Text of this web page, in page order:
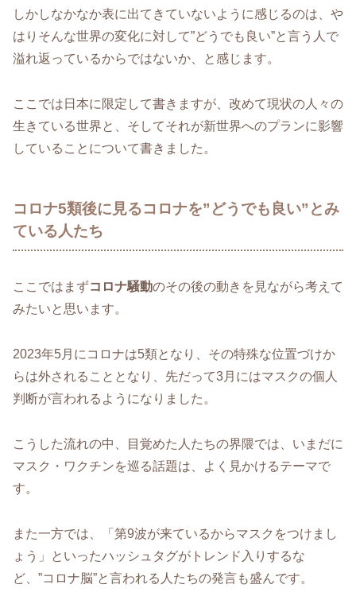
しかしなかなか表に出てきていないように感じるのは、や
はりそんな世界の変化に対して”どうでも良い”と言う人で
溢れ返っているからではないか、と感じます。
ここでは日本に限定して書きますが、改めて現状の人々の
生きている世界と、そしてそれが新世界へのプランに影響
していることについて書きました。
コロナ5類後に見るコロナを”どうでも良い”とみ
ている人たち
ここではまずコロナ騒動のその後の動きを見ながら考えて
みたいと思います。
2023年5月にコロナは5類となり、その特殊な位置づけか
らは外されることとなり、先だって3月にはマスクの個人
判断が言われるようになりました。
こうした流れの中、目覚めた人たちの界隈では、いまだに
マスク・ワクチンを巡る話題は、よく見かけるテーマで
す。
また一方では、「第9波が来ているからマスクをつけまし
ょう」といったハッシュタグがトレンド入りするな
ど、”コロナ脳”と言われる人たちの発言も盛んです。